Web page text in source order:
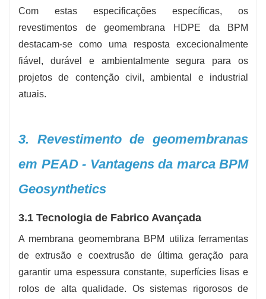
Com estas especificações específicas, os
revestimentos de geomembrana HDPE da BPM
destacam-se como uma resposta excecionalmente
fiável, durável e ambientalmente segura para os
projetos de contenção civil, ambiental e industrial
atuais.
3. Revestimento de geomembranas
em PEAD - Vantagens da marca BPM
Geosynthetics
3.1 Tecnologia de Fabrico Avançada
A membrana geomembrana BPM utiliza ferramentas
de extrusão e coextrusão de última geração para
garantir uma espessura constante, superfícies lisas e
rolos de alta qualidade. Os sistemas rigorosos de